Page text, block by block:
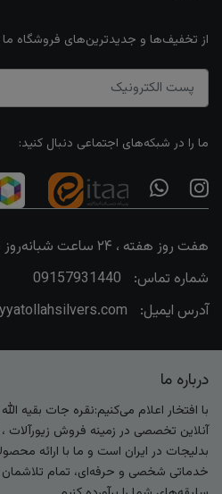
از تخفیف‌ها و جدیدترین‌های فروشگاه ما
ما را در شبکه‌های اجتماعی دنبال کنید:
هفت روز هفته ، ۲۴ ساعت شبانه‌روز پاسخگوی شما هستیم
شماره تماس:
09157931440
آدرس ایمیل:
درباره ما
با افتخار اعلام می‌کنیم:نقره جات بقیه
آنلاین تخصصی در زمینه فروش
بدلیجات در ایران است و ما با ارائه
خدماتی شخصی و حرفه‌ای، تمام تلاشمان